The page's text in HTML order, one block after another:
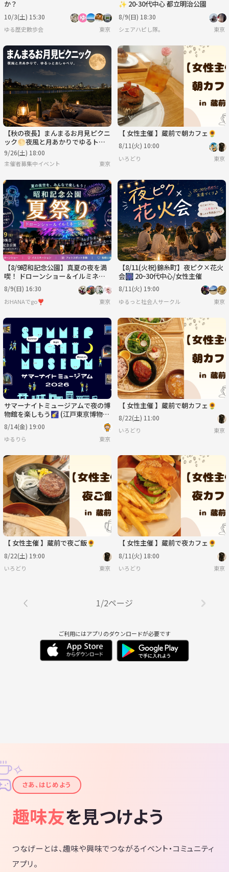
か？
10/3(土) 15:30
ゆる歴史散歩会 東京
✨ 20-30代中心 都立明治公園
8/9(日) 18:30
シェアハピし隊。 東京
【秋の夜長】まんまるお月見ピクニ
ック🌕夜風と月あかりでゆるトー
ク
9/26(土) 18:00
主催者募集中イベント 東京
【 女性主催 】蔵前で朝カフェ🌻
8/11(火) 10:00
いろどり 東京
【8/9昭和記念公園】真夏の夜を満
喫！ ドローンショー＆イルミネー
ション×花火大会スペシャルナイト
🎆限定開催
8/9(日) 16:30
おHANAでgo❣️ 東京
【8/11(火祝)錦糸町】夜ピク×花火
会🎆 20~30代中心/女性主催
8/11(火) 19:00
ゆるっと社会人サークル 東京
サマーナイトミュージアムで夜の博
物館を楽しもう🌠 (江戸東京博物館
編)
8/14(金) 19:00
ゆるりら 東京
【 女性主催 】蔵前で朝カフェ🌻
8/22(土) 11:00
いろどり 東京
【 女性主催 】蔵前で夜ご飯🌻
8/22(土) 19:00
いろどり 東京
【 女性主催 】蔵前で夜カフェ🌻
8/11(火) 18:00
いろどり 東京
1/2ページ
ご利用にはアプリのダウンロードが必要です
✦
✧
さあ、はじめよう
趣味友を見つけよう
つなげーとは、趣味や興味でつながるイベント・コミュニティ
アプリ。